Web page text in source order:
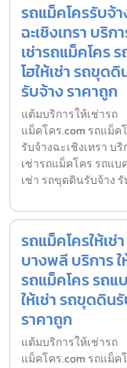
รถแม็คโครรับจ้
ฉะเชิงเทรา บริก
เช่ารถแม็คโคร
โฮให้เช่า รถขุดดิ
รับจ้าง ราคาถูก
แต้มบริการให้เช่ารถ
แม็คโคร.com รถแม็ค
รับจ้างฉะเชิงเทรา บริ
เช่ารถแม็คโคร รถแบ
เช่า รถขุดดินรับจ้าง
รถแม็คโครให้เช่า
บางพลี บริการ ใ
รถแม็คโคร รถแ
ให้เช่า รถขุดดิน
ราคาถูก
แต้มบริการให้เช่ารถ
แม็คโคร.com รถแม็ค